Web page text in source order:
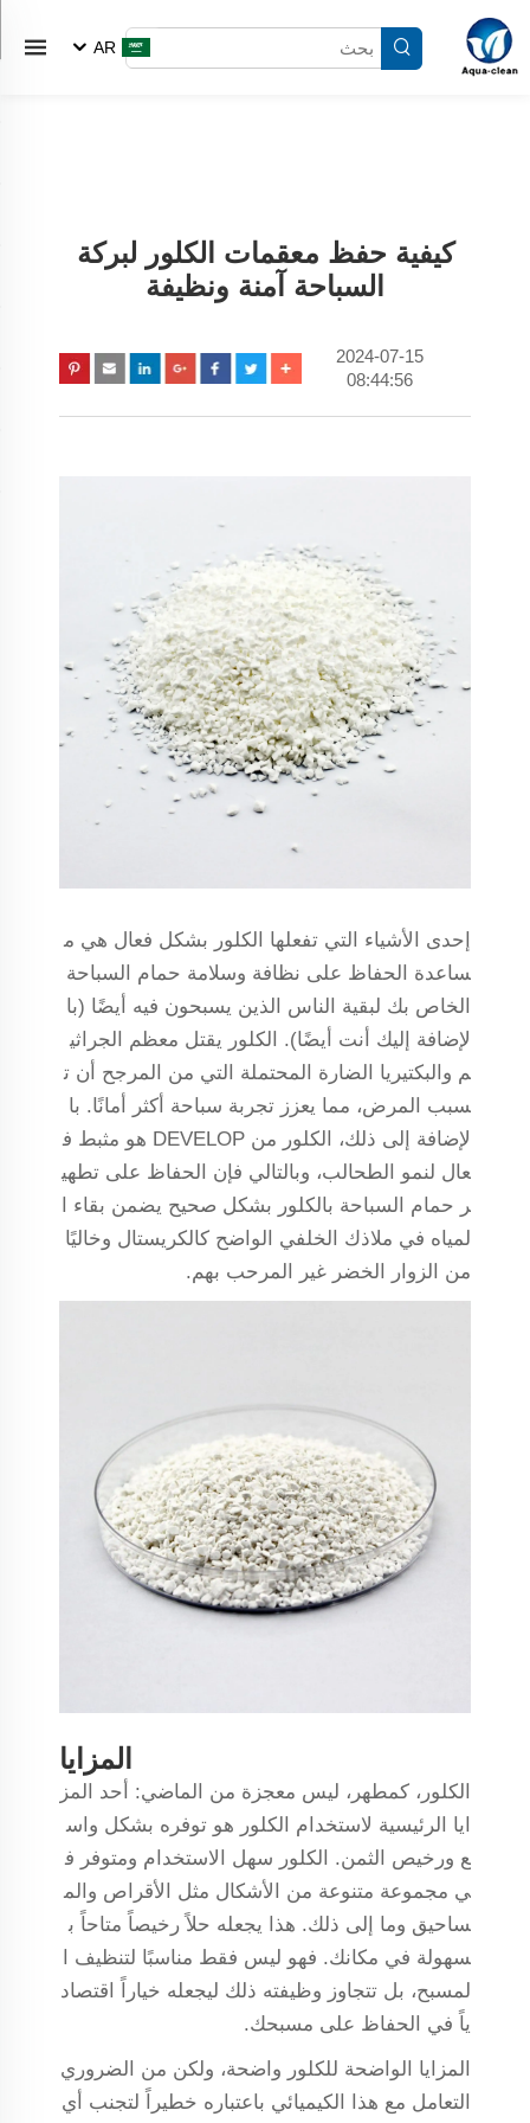
AR
كيفية حفظ معقمات الكلور لبركة
السباحة آمنة ونظيفة
2024-07-15
08:44:56
إحدى الأشياء التي تفعلها الكلور بشكل فعال هي م
ساعدة الحفاظ على نظافة وسلامة حمام السباحة
الخاص بك لبقية الناس الذين يسبحون فيه أيضًا (با
لإضافة إليك أنت أيضًا). الكلور يقتل معظم الجراثي
م والبكتيريا الضارة المحتملة التي من المرجح أن ت
سبب المرض، مما يعزز تجربة سباحة أكثر أمانًا. با
لإضافة إلى ذلك، الكلور من DEVELOP هو مثبط ف
عال لنمو الطحالب، وبالتالي فإن الحفاظ على تطهي
ر حمام السباحة بالكلور بشكل صحيح يضمن بقاء ا
لمياه في ملاذك الخلفي الواضح كالكريستال وخاليًا
من الزوار الخضر غير المرحب بهم.
المزايا
الكلور، كمطهر، ليس معجزة من الماضي: أحد المز
ايا الرئيسية لاستخدام الكلور هو توفره بشكل واس
ع ورخيص الثمن. الكلور سهل الاستخدام ومتوفر ف
ي مجموعة متنوعة من الأشكال مثل الأقراص والم
ساحيق وما إلى ذلك. هذا يجعله حلاً رخيصاً متاحاً ب
سهولة في مكانك. فهو ليس فقط مناسبًا لتنظيف ا
لمسبح، بل تتجاوز وظيفته ذلك ليجعله خياراً اقتصاد
ياً في الحفاظ على مسبحك.
المزايا الواضحة للكلور واضحة، ولكن من الضروري
التعامل مع هذا الكيميائي باعتباره خطيراً لتجنب أي